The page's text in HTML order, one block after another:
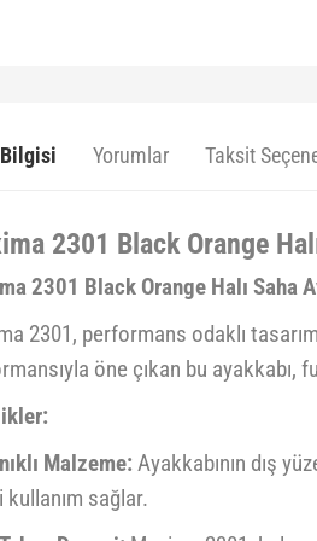
Yorumlar Taksit
2301 Black Orange
2301 Black Orange Halı Saha
2301, performans odaklı
öne çıkan bu ayakkabı,
Malzeme: Ayakkabının dış
kullanım sağlar.